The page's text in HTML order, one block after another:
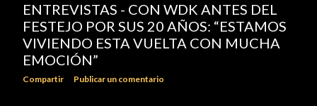
ENTREVISTAS - CON WDK ANTES DEL
FESTEJO POR SUS 20 AÑOS: “ESTAMOS
VIVIENDO ESTA VUELTA CON MUCHA
EMOCIÓN”
Compartir Publicar un comentario